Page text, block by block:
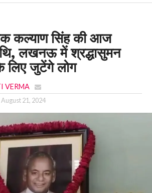
कल्याण सिंह की आज
लखनऊ में श्रद्धासुमन
लिए जुटेंगे लोग
VERMA
August 21, 2024